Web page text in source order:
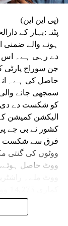
(پی این این)
پٹنہ:بہار کے
ہونے والے ضمنی
دے رہی ہے۔ اس
جن سوراج پارٹی
حاصل کی ہے۔
سمجھی جانے
کو شکست دے
الیکشن کمیشن
بھارتیہ جنتا
بانکی پور میں